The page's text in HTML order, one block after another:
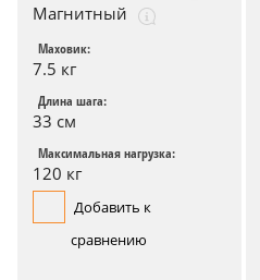
Магнитный
Маховик:
7.5 кг
Длина шага:
33 см
Максимальная нагрузка:
120 кг
Добавить к
сравнению